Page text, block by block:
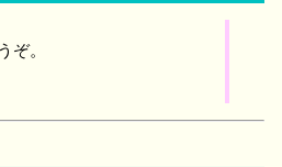
ぞ。